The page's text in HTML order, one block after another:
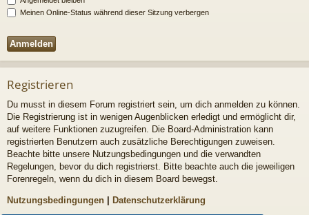
Meinen Online-Status während dieser Sitzung verbergen
Registrieren
Du musst in diesem Forum registriert sein, um dich anmelden zu können.
Die Registrierung ist in wenigen Augenblicken erledigt und ermöglicht dir,
auf weitere Funktionen zuzugreifen. Die Board-Administration kann
registrierten Benutzern auch zusätzliche Berechtigungen zuweisen.
Beachte bitte unsere Nutzungsbedingungen und die verwandten
Regelungen, bevor du dich registrierst. Bitte beachte auch die jeweiligen
Forenregeln, wenn du dich in diesem Board bewegst.
Nutzungsbedingungen | Datenschutzerklärung